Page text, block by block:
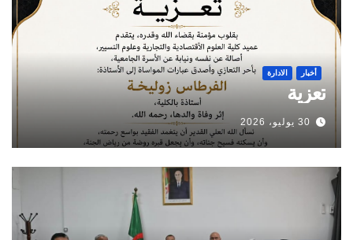
أخبار الادارة
تعزية
30 يوليو، 2026